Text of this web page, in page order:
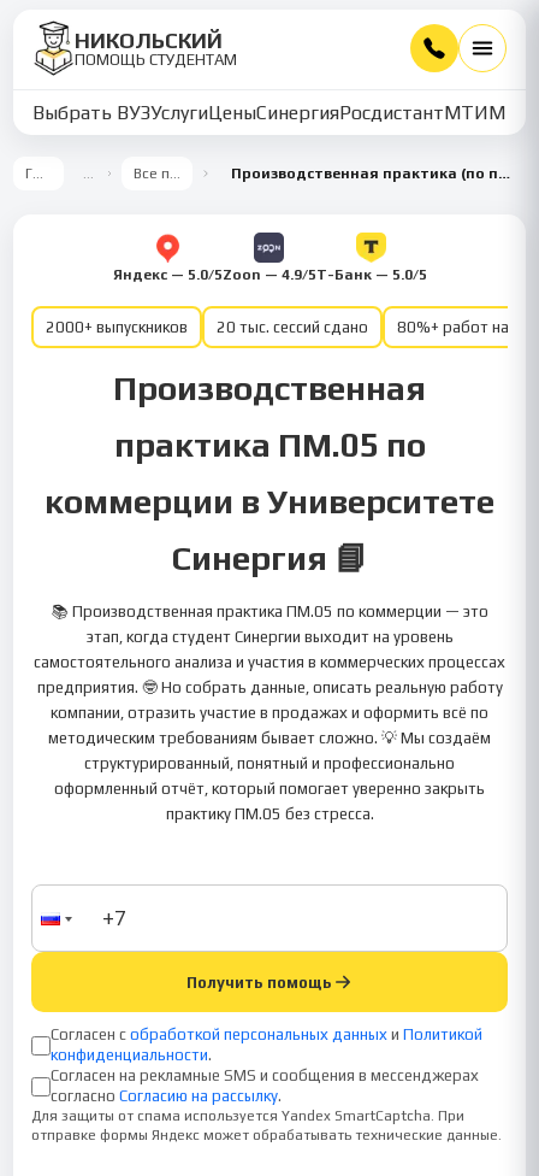
НИКОЛЬСКИЙ
ПОМОЩЬ СТУДЕНТАМ
Выбрать ВУЗУслугиЦеныСинергияРосдистантМТИММУ
Главная … Все предметы Производственная практика (по профилю специальности) ПМ.05 — Коммерция
Яндекс — 5.0/5Zoon — 4.9/5Т-Банк — 5.0/5
2000+ выпускников 20 тыс. сессий сдано 80%+ работ на
Производственная
практика ПМ.05 по
коммерции в Университете
Синергия 📘
📚 Производственная практика ПМ.05 по коммерции — это
этап, когда студент Синергии выходит на уровень
самостоятельного анализа и участия в коммерческих процессах
предприятия. 🤓 Но собрать данные, описать реальную работу
компании, отразить участие в продажах и оформить всё по
методическим требованиям бывает сложно. 💡 Мы создаём
структурированный, понятный и профессионально
оформленный отчёт, который помогает уверенно закрыть
практику ПМ.05 без стресса.
Получить помощь
Согласен с обработкой персональных данных и Политикой
конфиденциальности.
Согласен на рекламные SMS и сообщения в мессенджерах
согласно Согласию на рассылку.
Для защиты от спама используется Yandex SmartCaptcha. При
отправке формы Яндекс может обрабатывать технические данные.